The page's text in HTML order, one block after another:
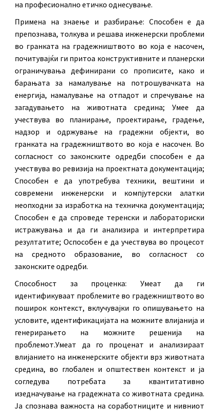
на професионално етичко однесување.
Примена на знаење и разбирање: Способен е да
препознава, толкува и решава инженерски проблеми
во гранката на градежништвото во која е насочен,
почитувајќи ги притоа конструктивните и планерски
ограничувања дефинирани со прописите, како и
барањата за намалување на потрошувачката на
енергија, намалување на отпадот и спречување на
загадувањето на животната средина; Умее да
учествува во планирање, проектирање, градење,
надзор и одржување на градежни објекти, во
гранката на градежништвото во која е насочен. Во
согласност со законските одредби способен е да
учествува во ревизија на проектната документација;
Способен е да употребува техники, вештини и
современи инженерски и компјутерски алатки
неопходни за изработка на техничка документација;
Способен е да спроведе теренски и лабораториски
истражувања и да ги анализира и интерпретира
резултатите; Оспособен е да учествува во процесот
на средното образование, во согласност со
законските одредби.
Способност за проценка: Умеат да ги
идентификуваат проблемите во градежништвото во
поширок контекст, вклучувајки го опишувањето на
условите, идентификацијата на можните влијанија и
генерирањето на можните решенија на
проблемот.Умеат да го проценат и анализираат
влијанието на инженерските објекти врз животната
средина, во глобален и општествен контекст и ја
согледува потребата за квантитативно
изедначување на градежната со животната средина.
Ја спознава важноста на соработниците и нивниот